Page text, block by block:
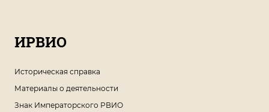
ИРВИО
Историческая справка
Материалы о деятельности
Знак Императорского РВИО